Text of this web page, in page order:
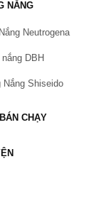
PA+++
Men Shaving &
men Fresh Skin
NẮNG
Neutrogena
DBH
Nắng Shiseido
CHẠY